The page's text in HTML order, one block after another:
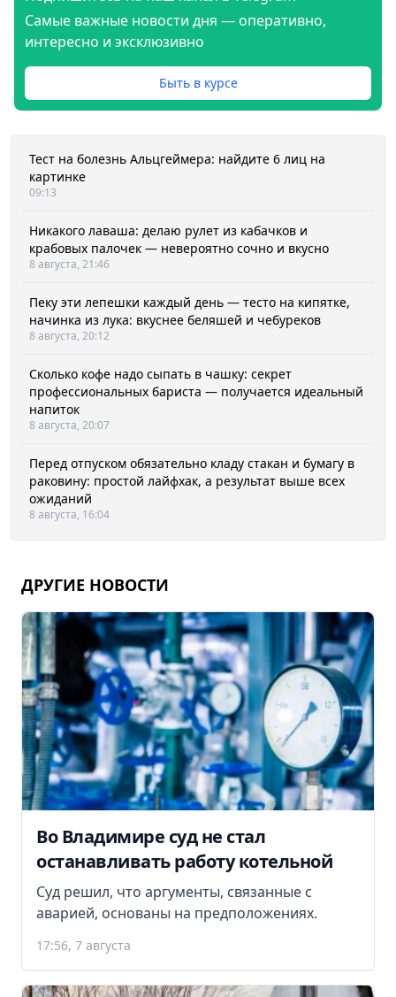
Самые важные новости дня — оперативно,
интересно и эксклюзивно
Быть в курсе
Тест на болезнь Альцгеймера: найдите 6 лиц на
картинке
09:13
Никакого лаваша: делаю рулет из кабачков и
крабовых палочек — невероятно сочно и вкусно
8 августа, 21:46
Пеку эти лепешки каждый день — тесто на кипятке,
начинка из лука: вкуснее беляшей и чебуреков
8 августа, 20:12
Сколько кофе надо сыпать в чашку: секрет
профессиональных бариста — получается идеальный
напиток
8 августа, 20:07
Перед отпуском обязательно кладу стакан и бумагу в
раковину: простой лайфхак, а результат выше всех
ожиданий
8 августа, 16:04
ДРУГИЕ НОВОСТИ
Во Владимире суд не стал
останавливать работу котельной
Суд решил, что аргументы, связанные с
аварией, основаны на предположениях.
17:56, 7 августа